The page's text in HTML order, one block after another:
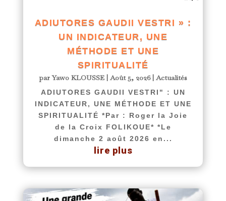
ADIUTORES GAUDII VESTRI » :
UN INDICATEUR, UNE
MÉTHODE ET UNE
SPIRITUALITÉ
parYawo KLOUSSE|Août 5, 2026|Actualités
ADIUTORES GAUDII VESTRI" : UN
INDICATEUR, UNE MÉTHODE ET UNE
SPIRITUALITÉ *Par : Roger la Joie
de la Croix FOLIKOUE* *Le
dimanche 2 août 2026 en...
lire plus